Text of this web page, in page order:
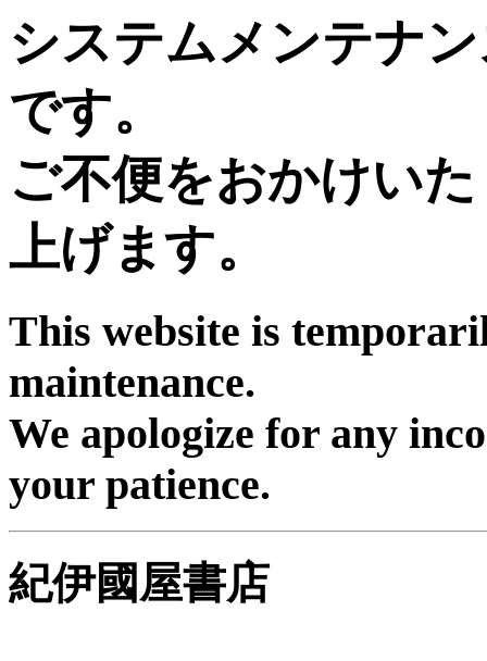
システムメンテナ
です。
ご不便をおかけい
上げます。
This website is
maintenance.
We apologize for any
your patience.
紀伊國屋書店